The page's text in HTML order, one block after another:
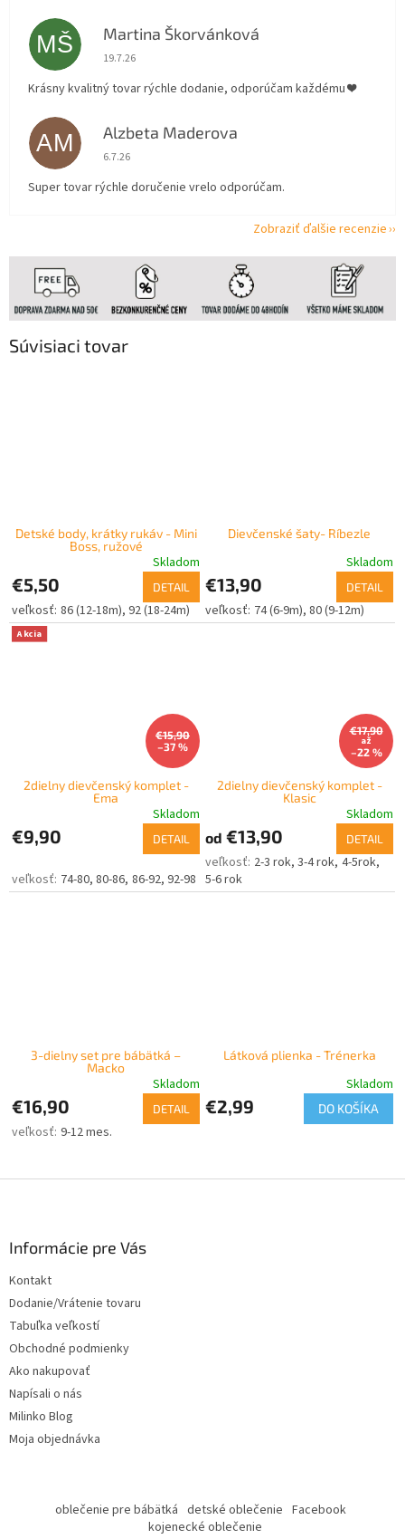
Súvisiaci tovar
Detské body, krátky rukáv - Mini
Boss, ružové
Skladom
€5,50 DETAIL
86 (12-18m) 92 (18-24m)
Dievčenské šaty- Ríbezle
Skladom
€13,90 DETAIL
74 (6-9m) 80 (9-12m)
Akcia
€15,90
–37 %
2dielny dievčenský komplet -
Ema
Skladom
€9,90 DETAIL
74-80 80-86 86-92 92-98
€17,90
až
–22 %
2dielny dievčenský komplet -
Klasic
Skladom
od €13,90 DETAIL
2-3 rok 3-4 rok 4-5rok
5-6 rok
3-dielny set pre bábätká –
Macko
Skladom
€16,90 DETAIL
9-12 mes.
Látková plienka - Trénerka
Skladom
€2,99 DO KOŠÍKA
MŠ Martina Škorvánková
Hodnotenie obchodu je 5 z 5 hviezdičiek.
19.7.26
Krásny kvalitný tovar rýchle dodanie, odporúčam každému ❤️
AM Alzbeta Maderova
Hodnotenie obchodu je 5 z 5 hviezdičiek.
6.7.26
Super tovar rýchle doručenie vrelo odporúčam.
Zobraziť ďalšie recenzie
Informácie pre Vás
Kontakt
Dodanie/Vrátenie tovaru
Tabuľka veľkostí
Obchodné podmienky
Ako nakupovať
Napísali o nás
Milinko Blog
Moja objednávka
oblečenie pre bábätká detské oblečenie Facebook
kojenecké oblečenie